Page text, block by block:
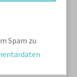
Spam zu